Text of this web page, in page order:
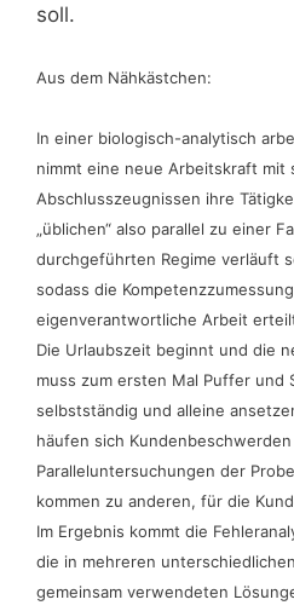
soll.
Aus dem Nähkästchen:
In einer biologisch-analytisch
nimmt eine neue Arbeitskraft mit
Abschlusszeugnissen ihre
„üblichen“ also parallel zu einer
durchgeführten Regime verläuft
sodass die
eigenverantwortliche Arbeit
Die Urlaubszeit beginnt und die
muss zum ersten Mal Puffer und
selbstständig und alleine
häufen sich
Paralleluntersuchungen der
kommen zu anderen, für die
Im Ergebnis kommt die
die in mehreren
gemeinsam verwendeten